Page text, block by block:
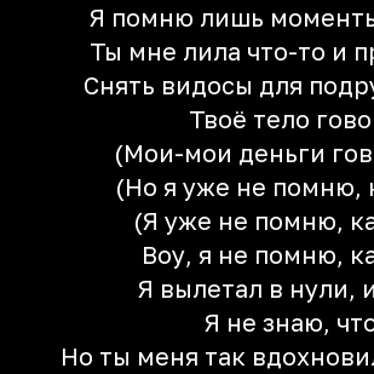
Я помню лишь
Ты мне лила что-то и
Снять видосы для
Твоё тело
(Мои-мои деньги
(Но я уже не помню,
(Я уже не помню,
Воу, я не помню,
Я вылетал в нули,
Я не знаю,
Но ты меня так